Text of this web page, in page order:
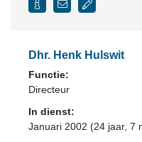
Dhr. Henk Hulswit
Functie:
Directeur
In dienst:
Januari 2002 (24 jaar, 7